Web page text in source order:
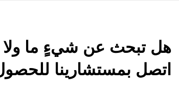
هل تبحث عن شيءٍ ما ولا
اتصل بمستشارينا